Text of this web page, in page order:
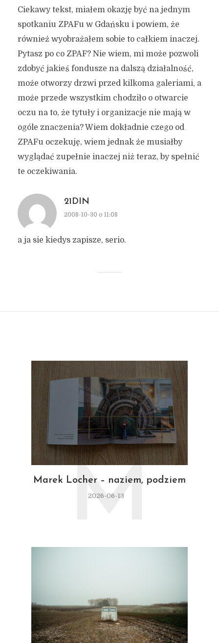
Ciekawy tekst, miałem okazję być na jednym
spotkaniu ZPAFu w Gdańsku i powiem, że
również wyobrażałem sobie to całkiem inaczej.
Pytasz po co ZPAF? Nie wiem, mi może pozwoli
zdobyć jakieś fondusze na dalszą działalność,
może otworzy drzwi przed kilkoma galeriami, a
może przede wszystkim chodziło o otwarcie
oczu na to, że tytuły i organizacje nie mają w
ogóle znaczenia? Wiem dokładnie czego od
ZPAFu oczekuję, wiem jednak że musiałby
wyglądać zupełnie inaczej niż teraz, by spełnić
te oczekiwania.
21DIN
2008-10-30 o 11:08
a ja sie kiedys zapisze, serio.
Marek Locher – naziem, podziem
2026-06-13
M